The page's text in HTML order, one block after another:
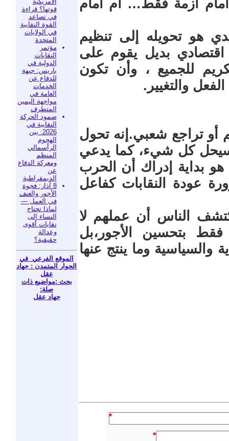
قوتها؟ قراءة
في تصاعد
القوة النقابية
في الولايات
المتحدة
مؤتمر
النقابات
الدولية في
باريس: جبهة
للدفاع عن
الخدمات
العامة في
مواجهة اليمين
المتطرف
صمود الحركة
النقابية في
2026: بين
الهجوم
الرأسمالي
المنظم
ومعركة الدفاع
عن
الديمقراطية
8 آذار: فجوة
الأجور والعنف
في العمل —
لماذا تحتاج
النساء إلى
نقابات أقوى
وعدالة
حقيقية؟
الموقع الفرعي في
الحوار المتمدن : جهاد
عقل
بحث :مواضيع ذات
صلة:
جهاد عقل
أزمة فقط… أم أمام
هو تحويله إلى تنظيم
بديل يقوم على
للجميع ، وأن تكون
والتغيير.
أو تراجع شعبي.إنه تحول
سيحل كل شيء، كما يدعي
بداية إدراك أن الحرب
عودة النقابات كفاعل
الناس أن عملهم لا
بتحسين الأجور،بل
والسياسية وما ينتج عنها
*
*